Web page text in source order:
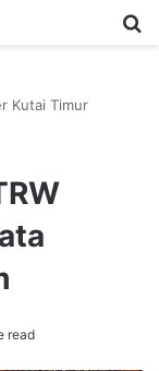
Kutai Timur
read